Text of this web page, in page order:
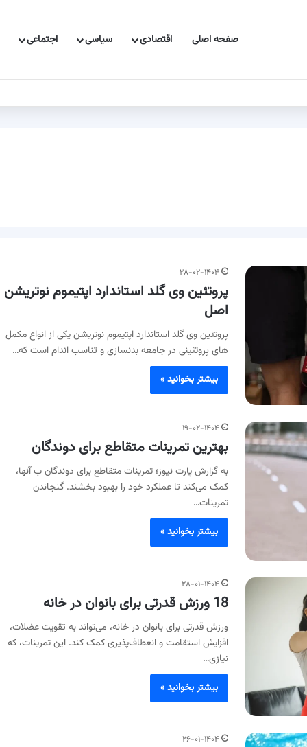
صفحه اصلی اقتصادی سیاسی اجتماعی
۲۸-۰۲-۱۴۰۴
پروتئین وی گلد استاندارد اپتیموم نوتریشن
اصل
پروتئین وی گلد استاندارد اپتیموم نوتریشن یکی از انواع مکمل‌
های پروتئینی در جامعه بدنسازی و تناسب ‌اندام است که…
بیشتر بخوانید »
۱۹-۰۲-۱۴۰۴
بهترین تمرینات متقاطع برای دوندگان
به گزارش پارت نیوز؛ تمرینات متقاطع برای دوندگان ب آنها،
کمک می‌کند تا عملکرد خود را بهبود بخشند. گنجاندن
تمرینات…
بیشتر بخوانید »
۲۸-۰۱-۱۴۰۴
18 ورزش قدرتی برای بانوان در خانه
ورزش قدرتی برای بانوان در خانه، می‌تواند به تقویت عضلات،
افزایش استقامت و انعطاف‌پذیری کمک کند. این تمرینات، که
نیازی…
بیشتر بخوانید »
۲۶-۰۱-۱۴۰۴